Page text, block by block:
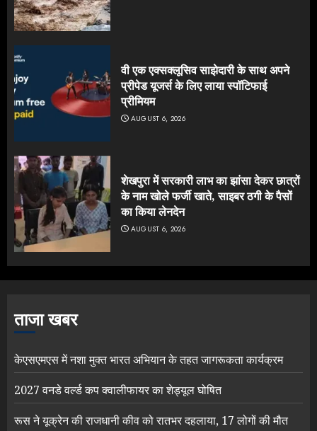
वी एक एक्सक्लूसिव साझेदारी के साथ अपने
प्रीपेड यूजर्स के लिए लाया स्पॉटिफाई
प्रीमियम
AUGUST 6, 2026
शेखपुरा में सरकारी लाभ का झांसा देकर छात्रों
के नाम खोले फर्जी खाते, साइबर ठगी के पैसों
का किया लेनदेन
AUGUST 6, 2026
ताजा खबर
केएसएमएस में नशा मुक्त भारत अभियान के तहत जागरूकता कार्यक्रम
2027 वनडे वर्ल्ड कप क्वालीफायर का शेड्यूल घोषित
रूस ने यूक्रेन की राजधानी कीव को रातभर दहलाया, 17 लोगों की मौत